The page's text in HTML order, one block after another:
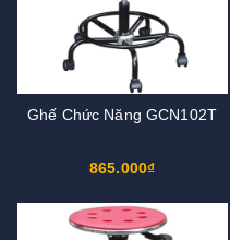
Ghế Chức Năng GCN102T
865.000₫